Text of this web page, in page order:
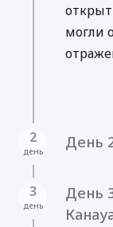
могли
2
день День
3
день
День